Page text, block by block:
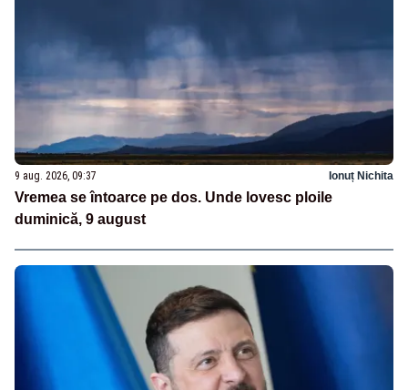
9 aug. 2026, 09:37 Ionuț Nichita
Vremea se întoarce pe dos. Unde lovesc ploile
duminică, 9 august